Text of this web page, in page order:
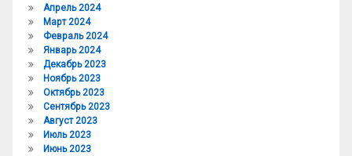
Апрель 2024
Март 2024
Февраль 2024
Январь 2024
Декабрь 2023
Ноябрь 2023
Октябрь 2023
Сентябрь 2023
Август 2023
Июль 2023
Июнь 2023